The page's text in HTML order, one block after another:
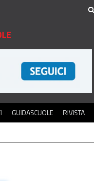
GUIDASCUOLE RIVISTA